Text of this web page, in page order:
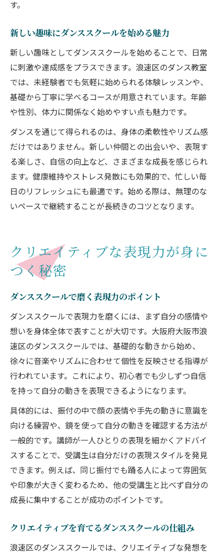
す。
新しい趣味にダンススクールを始める魅力
新しい趣味としてダンススクールを始めることで、日常
に刺激や達成感をプラスできます。浪速区のダンス教室
では、未経験者でも気軽に始められる体験レッスンや、
基礎から丁寧に学べるコースが用意されています。年齢
や性別、体力に関係なく始めやすい点も魅力です。
ダンスを通じて得られるのは、身体の柔軟性やリズム感
だけではありません。新しい仲間との出会いや、表現す
る楽しさ、自信の向上など、さまざまな成長を感じられ
ます。健康維持やストレス発散にも効果的で、忙しい毎
日のリフレッシュにも最適です。始める際は、無理のな
いペースで継続することが長続きのコツとなります。
クリエイティブな表現力が身に
つく秘密
ダンススクールで磨く表現力のポイント
ダンススクールで表現力を磨くには、まず自分の感情や
想いを身体全体で表すことが大切です。大阪府大阪市浪
速区のダンススクールでは、基礎的な動きから始め、
徐々に音楽やリズムに合わせて個性を反映させる指導が
行われています。これにより、初心者でも少しずつ自信
を持って自分の動きを表現できるようになります。
具体的には、振付の中で顔の表情や手先の動きに意識を
向ける練習や、鏡を使って自分の動きを確認する方法が
一般的です。講師が一人ひとりの表現を細かくアドバイ
スすることで、受講生は自分だけの表現スタイルを発見
できます。例えば、同じ振付でも踊る人によって雰囲気
や印象が大きく変わるため、他の受講生と比べず自分の
成長に集中することが成功のポイントです。
クリエイティブを育てるダンススクールの仕組み
浪速区のダンススクールでは、クリエイティブな発想を